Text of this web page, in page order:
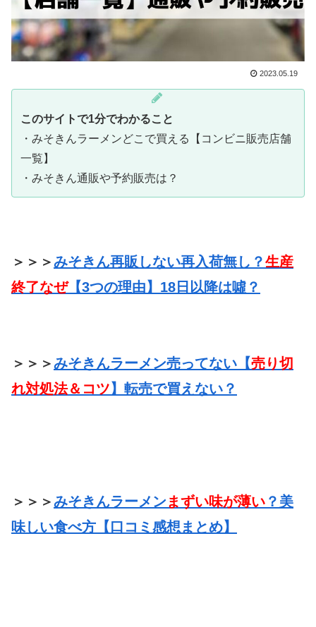
2023.05.19
このサイトで1分でわかること
・みそきんラーメンどこで買える【コンビニ販売店舗
一覧】
・みそきん通販や予約販売は？
＞＞＞みそきん再販しない再入荷無し？生産
終了なぜ【3つの理由】18日以降は噓？
＞＞＞みそきんラーメン売ってない【売り切
れ対処法＆コツ】転売で買えない？
＞＞＞みそきんラーメン まずい味が薄い ？美
味しい食べ方【口コミ感想まとめ】